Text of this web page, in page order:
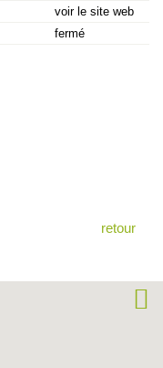
voir le site web
fermé
retour